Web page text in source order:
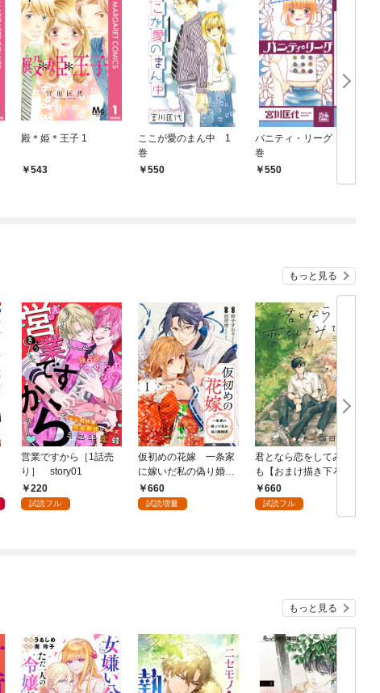
殿＊姫＊王子 1
543
ここが愛のまん中 1
巻
550
バニティ・リーグ 1
巻
550
もっと見る
営業ですから［1話売
り］ story01
220
試読フル
仮初めの花嫁 一条家
に嫁いだ私の偽り婚姻
譚【おまけ描き下ろし
付き】 1巻
660
試読増量
君となら恋をしてみて
も【おまけ描き下ろし
付き】 1巻
660
試読フル
もっと見る